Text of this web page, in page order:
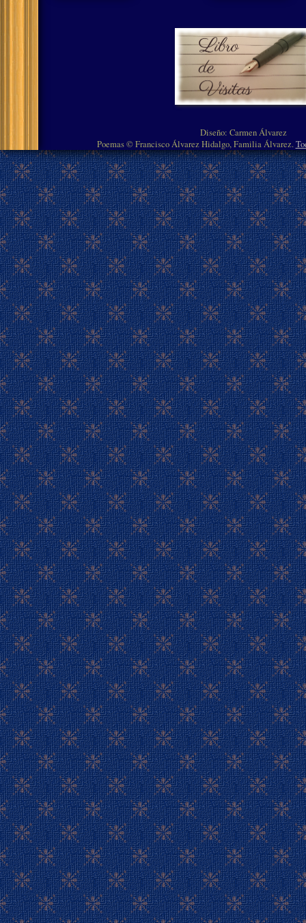
Diseño: Carmen Álvarez
Poemas © Francisco Álvarez Hidalgo, Familia Álvarez.